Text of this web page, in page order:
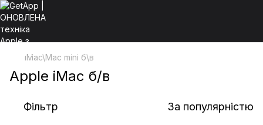
iMac\Mac mini б\в
Apple iMac б/в
Фільтр За популярністю